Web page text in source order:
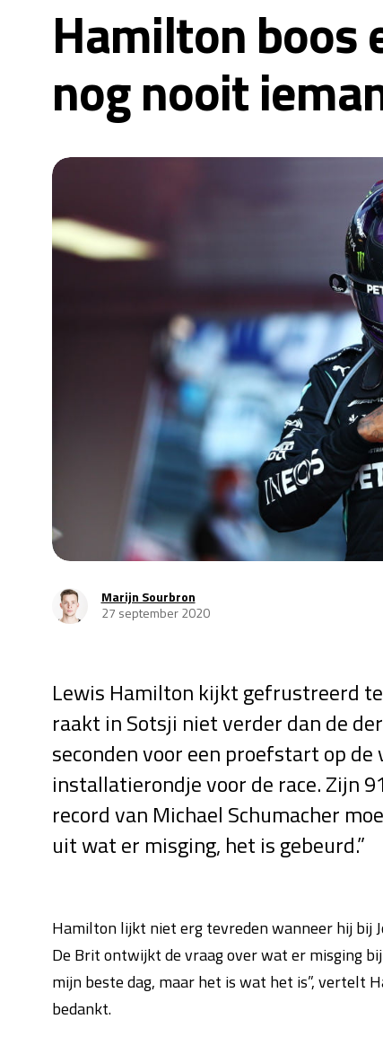
Hamilton boos
nog nooit
Marijn Sourbron
27 september 2020
Lewis Hamilton kijkt gefrustreerd
raakt in Sotsji niet verder dan de
seconden voor een proefstart op
installatierondje voor de race. Zijn
record van Michael Schumacher
uit wat er misging, het is gebeurd.”
Hamilton lijkt niet erg tevreden wanneer hij bij
De Brit ontwijkt de vraag over wat er misging
mijn beste dag, maar het is wat het is”, vertelt
bedankt.